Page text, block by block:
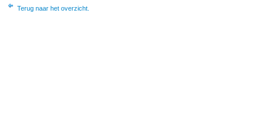
Terug naar het overzicht.